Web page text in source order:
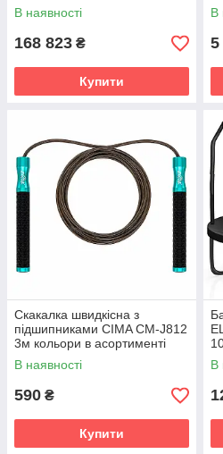
В наявності
168 823 ₴
Купити
В
5
Скакалка швидкісна з
підшипниками CIMA CM-J812
3м кольори в асортименті
В наявності
590 ₴
Купити
В